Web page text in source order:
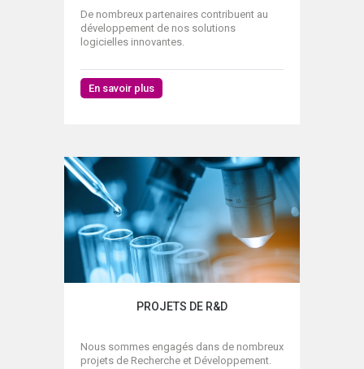
De nombreux partenaires contribuent au
développement de nos solutions
logicielles innovantes.
En savoir plus
PROJETS DE R&D
Nous sommes engagés dans de nombreux
projets de Recherche et Développement.